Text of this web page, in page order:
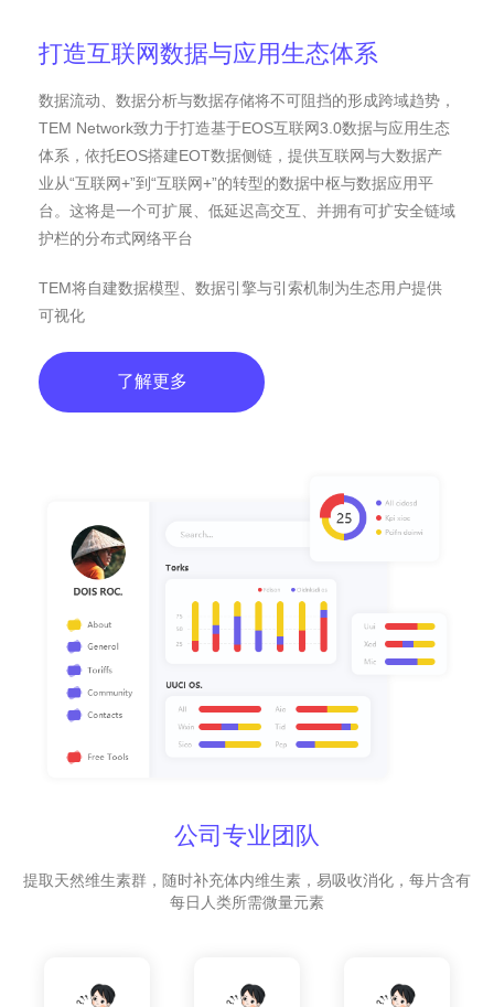
打造互联网数据与应用生态体系
数据流动、数据分析与数据存储将不可阻挡的形成跨域趋势，
TEM Network致力于打造基于EOS互联网3.0数据与应用生态
体系，依托EOS搭建EOT数据侧链，提供互联网与大数据产
业从“互联网+”到“互联网+”的转型的数据中枢与数据应用平
台。这将是一个可扩展、低延迟高交互、并拥有可扩安全链域
护栏的分布式网络平台
TEM将自建数据模型、数据引擎与引索机制为生态用户提供
可视化
了解更多
公司专业团队
提取天然维生素群，随时补充体内维生素，易吸收消化，每片含有
每日人类所需微量元素